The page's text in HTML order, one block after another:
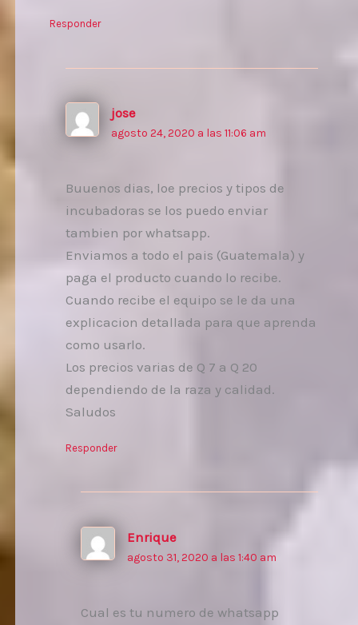
Responder
jose
agosto 24, 2020 a las 11:06 am
Buuenos dias, loe precios y tipos de
incubadoras se los puedo enviar
tambien por whatsapp.
Enviamos a todo el pais (Guatemala) y
paga el producto cuando lo recibe.
Cuando recibe el equipo se le da una
explicacion detallada para que aprenda
como usarlo.
Los precios varias de Q 7 a Q 20
dependiendo de la raza y calidad.
Saludos
Responder
Enrique
agosto 31, 2020 a las 1:40 am
Cual es tu numero de whatsapp